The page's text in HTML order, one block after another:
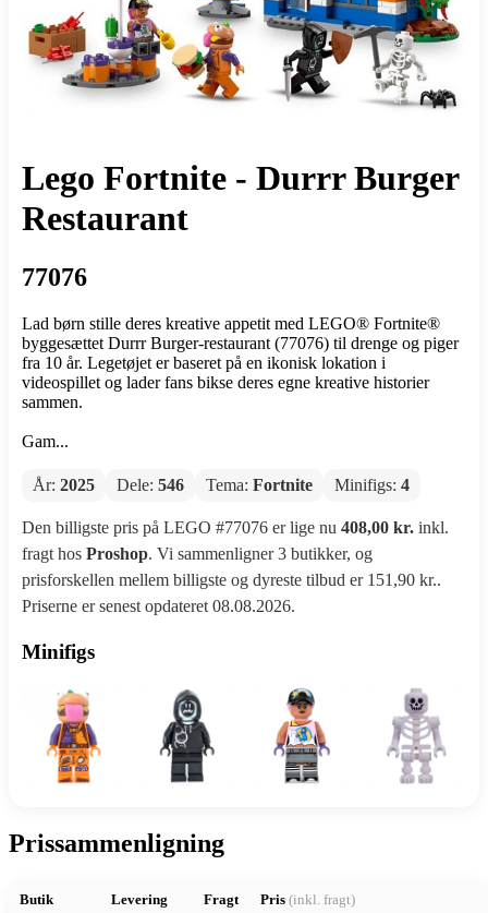
Lego Fortnite - Durrr Burger
Restaurant
77076
Lad børn stille deres kreative appetit med LEGO® Fortnite®
byggesættet Durrr Burger-restaurant (77076) til drenge og piger
fra 10 år. Legetøjet er baseret på en ikonisk lokation i
videospillet og lader fans bikse deres egne kreative historier
sammen.
Gam...
År: 2025 Dele: 546 Tema: Fortnite Minifigs: 4
Den billigste pris på LEGO #77076 er lige nu 408,00 kr. inkl.
fragt hos Proshop. Vi sammenligner 3 butikker, og
prisforskellen mellem billigste og dyreste tilbud er 151,90 kr..
Priserne er senest opdateret 08.08.2026.
Minifigs
Prissammenligning
Butik Levering Fragt Pris (inkl. fragt)